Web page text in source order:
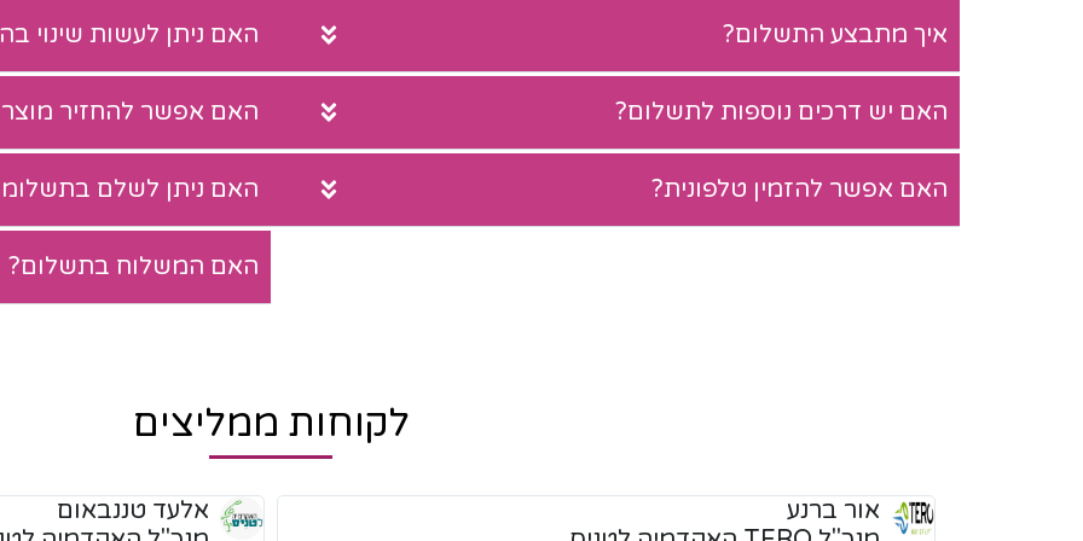
איך מתבצע התשלום?
האם יש דרכים נוספות לתשלום?
האם אפשר להזמין טלפונית?
האם ניתן לעשות שינוי
האם אפשר להחזיר
האם ניתן לשלם
האם המשלוח בתשלום?
לקוחות ממליצים
אלעד טננבאום
אור ברנע